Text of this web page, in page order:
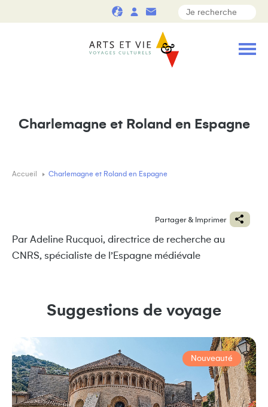
Charlemagne et Roland en Espagne
Accueil Charlemagne et Roland en Espagne
Partager & Imprimer
Par Adeline Rucquoi, directrice de recherche au
CNRS, spécialiste de l’Espagne médiévale
Suggestions de voyage
Nouveauté